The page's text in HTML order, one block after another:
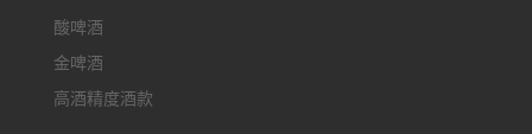
酸啤酒
金啤酒
高酒精度酒款